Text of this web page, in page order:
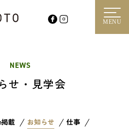
MENU
NEWS
せ・見学会
載 お知らせ 仕事